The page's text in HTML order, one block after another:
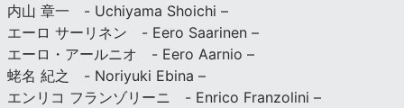
内山 章一 - Uchiyama Shoichi –
エーロ サーリネン - Eero Saarinen –
エーロ・アールニオ - Eero Aarnio –
蛯名 紀之 - Noriyuki Ebina –
エンリコ フランゾリーニ - Enrico Franzolini –